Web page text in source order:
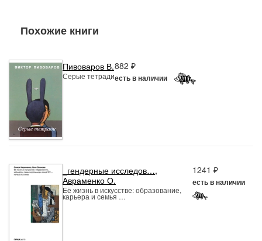
Похожие книги
Пивоваров В.
Серые тетради
882 ₽
есть в наличии
_гендерные исследов…,
Авраменко О.
Её жизнь в искусстве: образование,
карьера и семья …
1241 ₽
есть в наличии